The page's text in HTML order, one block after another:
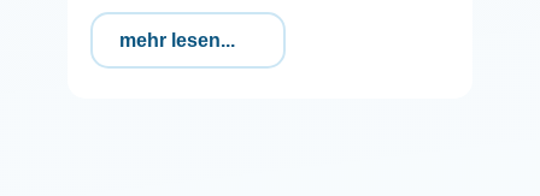
mehr lesen...